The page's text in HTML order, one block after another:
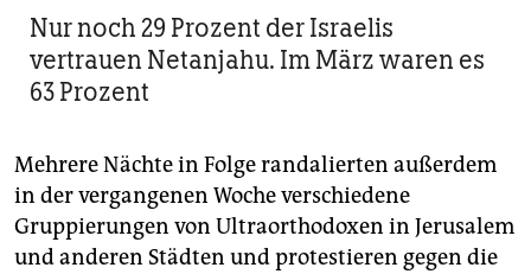
Nur noch 29 Prozent der Israelis
vertrauen Netanjahu. Im März waren es
63 Prozent
Mehrere Nächte in Folge randalierten außerdem
in der vergangenen Woche verschiedene
Gruppierungen von Ultraorthodoxen in Jerusalem
und anderen Städten und protestieren gegen die